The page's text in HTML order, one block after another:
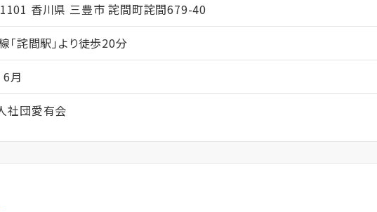
香川県 三豊市 詫間町詫間679-40
「詫間駅」より徒歩20分
月
社団愛有会